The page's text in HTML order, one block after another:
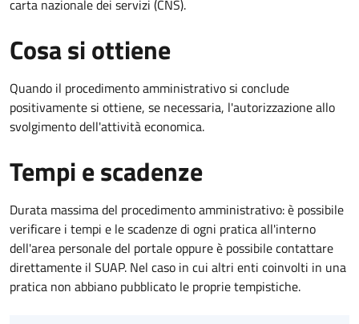
carta nazionale dei servizi (CNS).
Cosa si ottiene
Quando il procedimento amministrativo si conclude
positivamente si ottiene, se necessaria, l'autorizzazione allo
svolgimento dell'attività economica.
Tempi e scadenze
Durata massima del procedimento amministrativo: è possibile
verificare i tempi e le scadenze di ogni pratica all'interno
dell'area personale del portale oppure è possibile contattare
direttamente il SUAP. Nel caso in cui altri enti coinvolti in una
pratica non abbiano pubblicato le proprie tempistiche.